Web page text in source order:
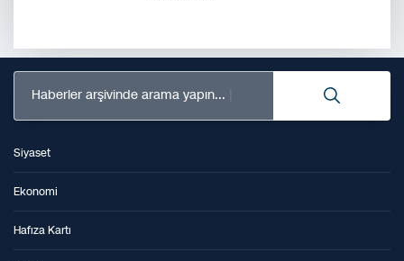
Haberler arşivinde arama yapın...
Siyaset
Ekonomi
Hafıza Kartı